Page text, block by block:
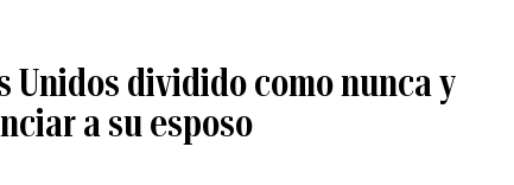
Unidos dividido como nunca y
a su esposo